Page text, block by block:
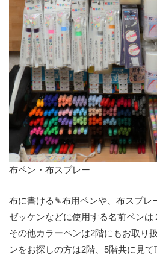
布ペン・布スプレー
布に書ける✎布用ペンや、布スプレ
ゼッケンなどに使用する名前ペンは
その他カラーペンは2階にもお取り
ンをお探しの方は2階、5階共に見